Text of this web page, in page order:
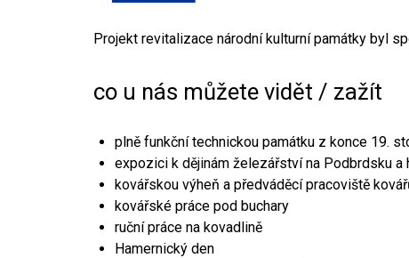
Projekt revitalizace národní kulturní památky byl
co u nás můžete vidět / zažít
plně funkční technickou památku z konce 19.
expozici k dějinám železářství na Podbrdsku a
kovářskou výheň a předváděcí pracoviště
kovářské práce pod buchary
ruční práce na kovadlině
Hamernický den